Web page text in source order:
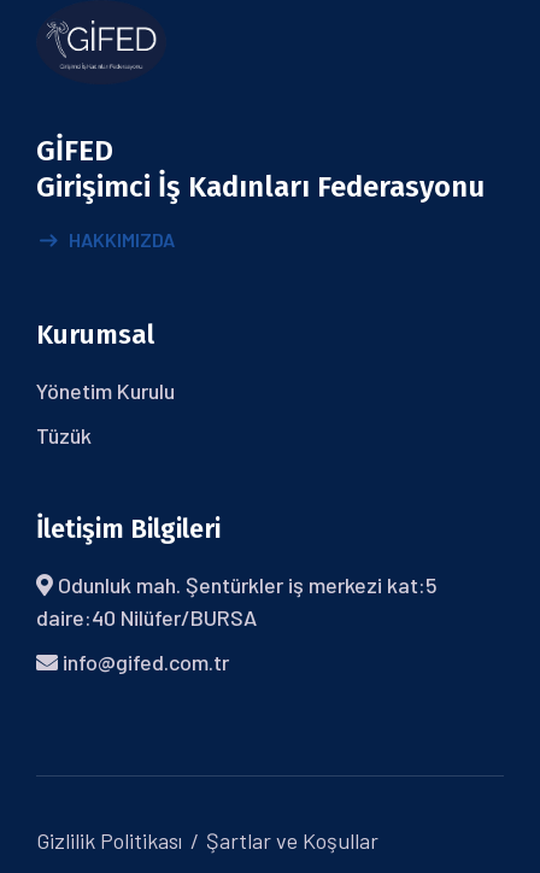
GİFED
Girişimci İş Kadınları Federasyonu
HAKKIMIZDA
Kurumsal
Yönetim Kurulu
Tüzük
İletişim Bilgileri
Odunluk mah. Şentürkler iş merkezi kat:5
daire:40 Nilüfer/BURSA
info@gifed.com.tr
Gizlilik Politikası Şartlar ve Koşullar